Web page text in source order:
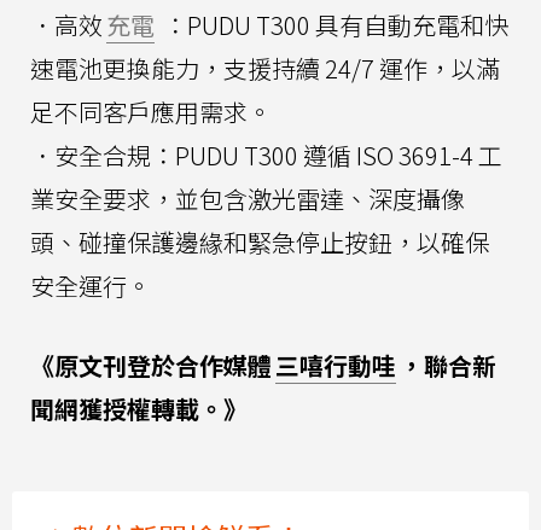
．高效充電 ：PUDU T300 具有自動充電和快
速電池更換能力，支援持續 24/7 運作，以滿
足不同客戶應用需求。
．安全合規：PUDU T300 遵循 ISO 3691-4 工
業安全要求，並包含激光雷達、深度攝像
頭、碰撞保護邊緣和緊急停止按鈕，以確保
安全運行。
《原文刊登於合作媒體三嘻行動哇 ，聯合新
聞網獲授權轉載。》